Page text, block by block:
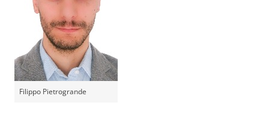
Filippo Pietrogrande